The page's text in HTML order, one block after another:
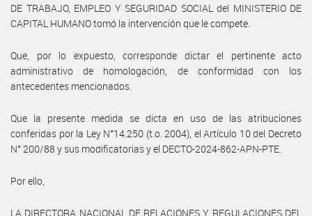
DE TRABAJO, EMPLEO Y SEGURIDAD SOCIAL del MINISTERIO DE
CAPITAL HUMANO tomó la intervención que le compete.
Que, por lo expuesto, corresponde dictar el pertinente acto
administrativo de homologación, de conformidad con los
antecedentes mencionados.
Que la presente medida se dicta en uso de las atribuciones
conferidas por la Ley N°14.250 (t.o. 2004), el Artículo 10 del Decreto
N° 200/88 y sus modificatorias y el DECTO-2024-862-APN-PTE.
Por ello,
LA DIRECTORA NACIONAL DE RELACIONES Y REGULACIONES DEL